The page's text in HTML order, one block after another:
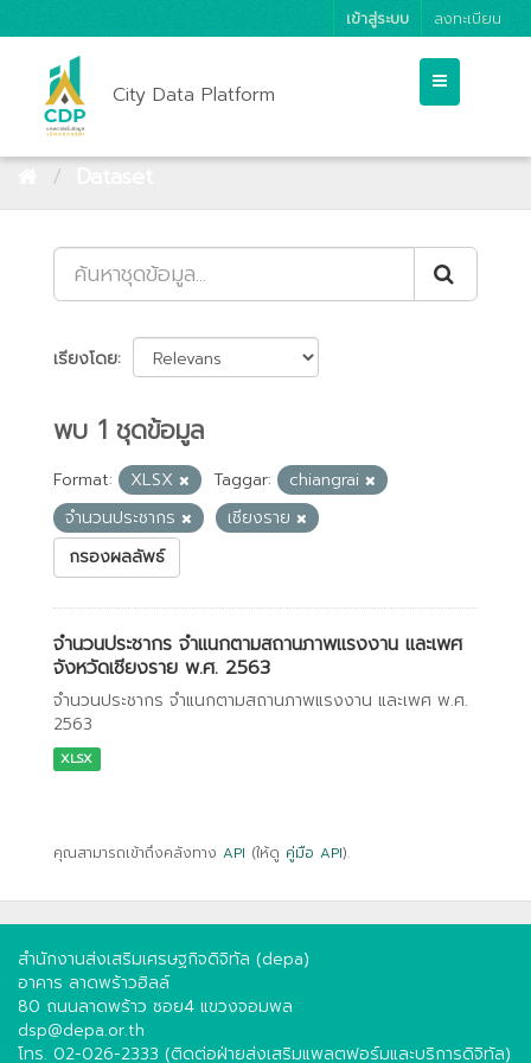
เข้าสู่ระบบ ลงทะเบียน
City Data Platform
เรียงโดย
พบ 1 ชุดข้อมูล
Format: XLSX Taggar:
chiangrai
จำนวนประชากร
เชียงราย
กรองผลลัพธ์
จำนวนประชากร จำแนกตามสถานภาพแรงงาน และเพศ
จังหวัดเชียงราย พ.ศ. 2563
จำนวนประชากร จำแนกตามสถานภาพแรงงาน และเพศ พ.ศ.
2563
XLSX
คุณสามารถเข้าถึงคลังทาง API (ให้ดู คู่มือ API).
สำนักงานส่งเสริมเศรษฐกิจดิจิทัล (depa)
อาคาร ลาดพร้าวฮิลล์
80 ถนนลาดพร้าว ซอย4 แขวงจอมพล
dsp@depa.or.th
โทร. 02-026-2333 (ติดต่อฝ่ายส่งเสริมแพลตฟอร์มและบริการดิจิทัล)